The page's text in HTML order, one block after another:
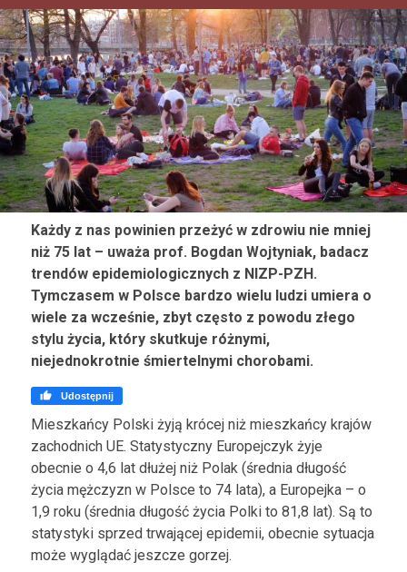
Każdy z nas powinien przeżyć w zdrowiu nie mniej
niż 75 lat – uważa prof. Bogdan Wojtyniak, badacz
trendów epidemiologicznych z NIZP-PZH.
Tymczasem w Polsce bardzo wielu ludzi umiera o
wiele za wcześnie, zbyt często z powodu złego
stylu życia, który skutkuje różnymi,
niejednokrotnie śmiertelnymi chorobami.
 Udostępnij
Mieszkańcy Polski żyją krócej niż mieszkańcy krajów
zachodnich UE. Statystyczny Europejczyk żyje
obecnie o 4,6 lat dłużej niż Polak (średnia długość
życia mężczyzn w Polsce to 74 lata), a Europejka – o
1,9 roku (średnia długość życia Polki to 81,8 lat). Są to
statystyki sprzed trwającej epidemii, obecnie sytuacja
może wyglądać jeszcze gorzej.